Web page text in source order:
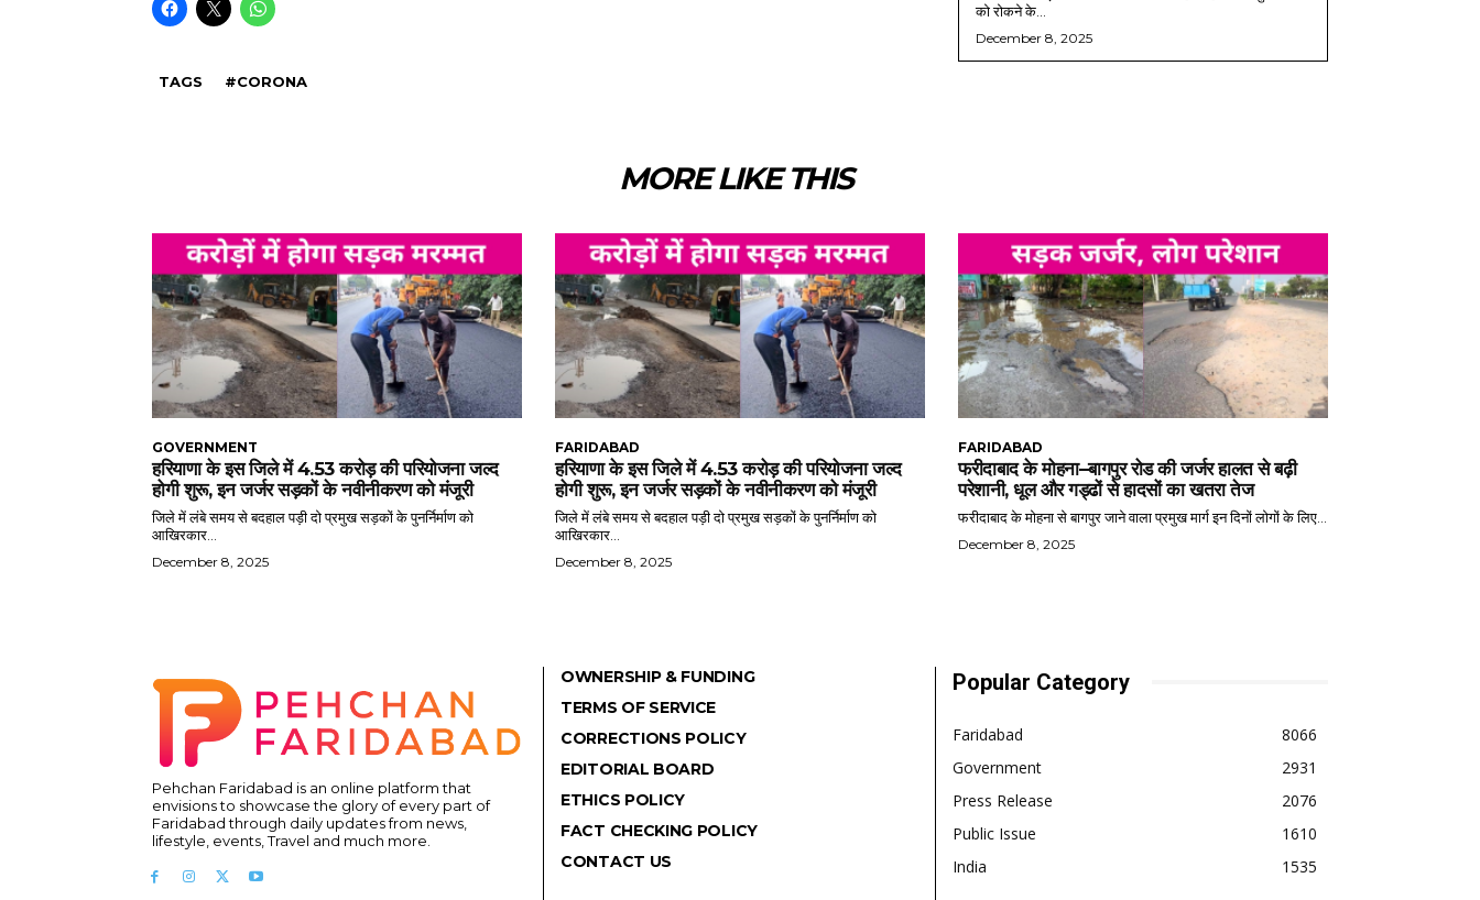
TAGS #CORONA
को रोकने के...
December 8, 2025
MORE LIKE THIS
GOVERNMENT
हरियाणा के इस जिले में 4.53 करोड़ की परियोजना जल्द
होगी शुरू, इन जर्जर सड़कों के नवीनीकरण को मंजूरी
जिले में लंबे समय से बदहाल पड़ी दो प्रमुख सड़कों के पुनर्निर्माण को
आखिरकार...
December 8, 2025
FARIDABAD
हरियाणा के इस जिले में 4.53 करोड़ की परियोजना जल्द
होगी शुरू, इन जर्जर सड़कों के नवीनीकरण को मंजूरी
जिले में लंबे समय से बदहाल पड़ी दो प्रमुख सड़कों के पुनर्निर्माण को
आखिरकार...
December 8, 2025
FARIDABAD
फरीदाबाद के मोहना–बागपुर रोड की जर्जर हालत से बढ़ी
परेशानी, धूल और गड्ढों से हादसों का खतरा तेज
फरीदाबाद के मोहना से बागपुर जाने वाला प्रमुख मार्ग इन दिनों लोगों के लिए...
December 8, 2025
Pehchan Faridabad is an online platform that
envisions to showcase the glory of every part of
Faridabad through daily updates from news,
lifestyle, events, Travel and much more.
OWNERSHIP & FUNDING
TERMS OF SERVICE
CORRECTIONS POLICY
EDITORIAL BOARD
ETHICS POLICY
FACT CHECKING POLICY
CONTACT US
Popular Category
Faridabad
8066
Government
2931
Press Release
2076
Public Issue
1610
India
1535